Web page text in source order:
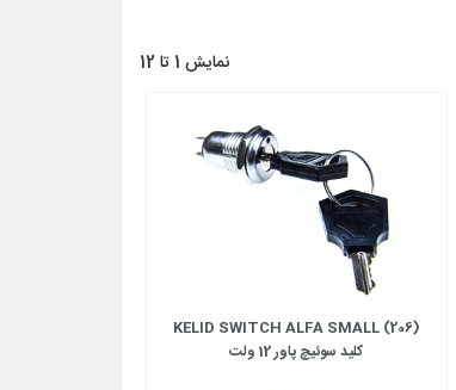
نمایش 1 تا 12
KELID SWITCH ALFA SMALL (206)
کلید سوئیچ پاور 12 ولت